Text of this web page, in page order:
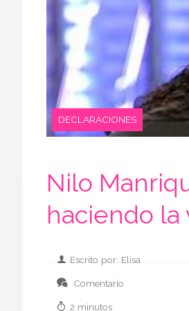
DECLARACIONES
Nilo
haciendo la
Escrito por: Elisa
Comentario
2 minutos